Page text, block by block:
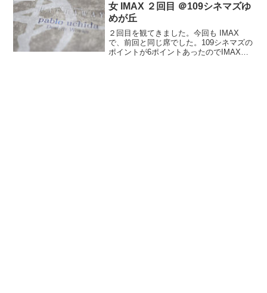
女 IMAX ２回目 ＠109シネマズゆ
めが丘
２回目を観てきました。今回も IMAX
で、前回と同じ席でした。109シネマズの
ポイントが6ポイントあったのでIMAX加